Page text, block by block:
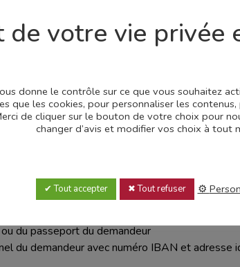
de pluie hors sol ou enterré de 200 litres
de 2 000 litres minimum
au dossier ?
« payée le » précisant les nom et adresse du
précisant qu’il s’agit de la résidence
(facture eau, gaz, électricité, téléphone, …)
de toutes les personnes composant le
du passeport du demandeur
du demandeur avec numéro IBAN et adresse
de votre vie
donne le contrôle sur ce que vous souhaitez
que les cookies, pour personnaliser les
de cliquer sur le bouton de votre choix pour
changer d’avis et modifier vos choix à tout
Tout accepter Tout refuser